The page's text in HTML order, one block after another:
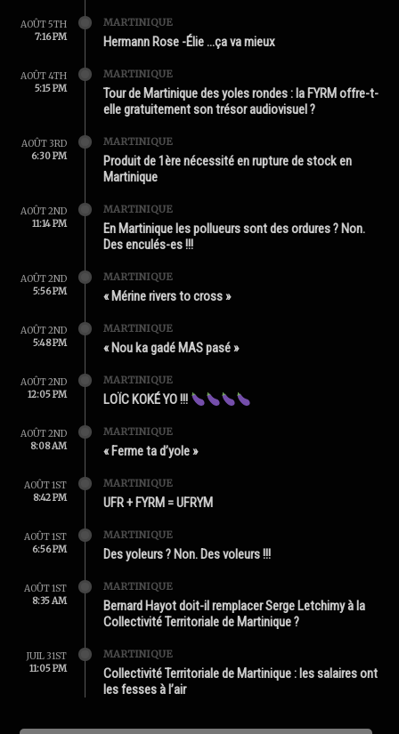
AOÛT 5TH
7:16 PM
MARTINIQUE
Hermann Rose -Élie …ça va mieux
AOÛT 4TH
5:15 PM
MARTINIQUE
Tour de Martinique des yoles rondes : la FYRM offre-t-
elle gratuitement son trésor audiovisuel ?
AOÛT 3RD
6:30 PM
MARTINIQUE
Produit de 1ère nécessité en rupture de stock en
Martinique
AOÛT 2ND
11:14 PM
MARTINIQUE
En Martinique les pollueurs sont des ordures ? Non.
Des enculés-es !!!
AOÛT 2ND
5:56 PM
MARTINIQUE
« Mérine rivers to cross »
AOÛT 2ND
5:48 PM
MARTINIQUE
« Nou ka gadé MAS pasé »
AOÛT 2ND
12:05 PM
MARTINIQUE
LOÏC KOKÉ YO !!!
AOÛT 2ND
8:08 AM
MARTINIQUE
« Ferme ta d’yole »
AOÛT 1ST
8:42 PM
MARTINIQUE
UFR + FYRM = UFRYM
AOÛT 1ST
6:56 PM
MARTINIQUE
Des yoleurs ? Non. Des voleurs !!!
AOÛT 1ST
8:35 AM
MARTINIQUE
Bernard Hayot doit-il remplacer Serge Letchimy à la
Collectivité Territoriale de Martinique ?
JUIL 31ST
11:05 PM
MARTINIQUE
Collectivité Territoriale de Martinique : les salaires ont
les fesses à l’air